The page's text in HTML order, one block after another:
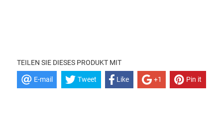
TEILEN SIE DIESES PRODUKT MIT
E-mail Tweet Like +1 Pin it